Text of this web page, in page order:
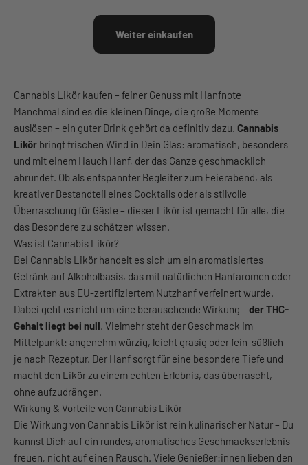
Weiter einkaufen
Cannabis Likör kaufen – feiner Genuss mit Hanfnote
Manchmal sind es die kleinen Dinge, die große Momente
auslösen – ein guter Drink gehört da definitiv dazu. Cannabis
Likör bringt frischen Wind in Dein Glas: aromatisch, besonders
und mit einem Hauch Hanf, der das Ganze geschmacklich
abrundet. Ob als entspannter Begleiter zum Feierabend, als
kreativer Bestandteil eines Cocktails oder als stilvolle
Überraschung für Gäste – dieser Likör ist gemacht für alle, die
das Besondere zu schätzen wissen.
Was ist Cannabis Likör?
Bei Cannabis Likör handelt es sich um ein aromatisiertes
Getränk auf Alkoholbasis, das mit natürlichen Hanfaromen oder
Extrakten aus EU-zertifiziertem Nutzhanf verfeinert wurde.
Dabei geht es nicht um eine berauschende Wirkung – der THC-
Gehalt liegt bei null. Vielmehr steht der Geschmack im
Mittelpunkt: angenehm würzig, leicht grasig oder fein-süßlich –
je nach Rezeptur. Der Hanf sorgt für eine besondere Tiefe und
macht den Likör zu einem echten Erlebnis, das überrascht,
ohne aufzudrängen.
Wirkung & Vorteile von Cannabis Likör
Die Wirkung von Cannabis Likör ist rein kulinarischer Natur – Du
kannst Dich auf ein rundes, aromatisches Geschmackserlebnis
freuen, nicht auf einen Rausch. Viele Genießer:innen lieben den